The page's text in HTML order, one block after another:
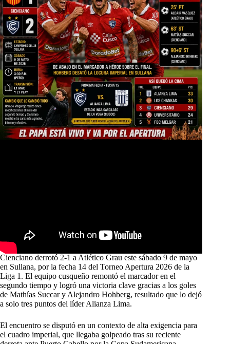
Cienciano derrotó 2-1 a Atlético Grau este sábado 9 de mayo
en Sullana, por la fecha 14 del Torneo Apertura 2026 de la
Liga 1. El equipo cusqueño remontó el marcador en el
segundo tiempo y logró una victoria clave gracias a los goles
de Mathías Succar y Alejandro Hohberg, resultado que lo dejó
a solo tres puntos del líder Alianza Lima.
El encuentro se disputó en un contexto de alta exigencia para
el cuadro imperial, que llegaba golpeado tras su reciente